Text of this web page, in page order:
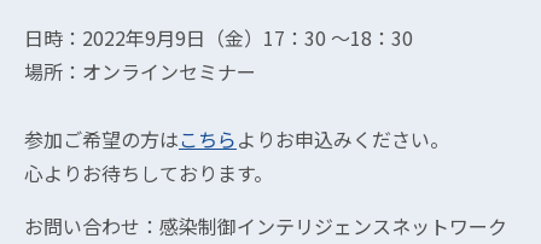
日時：2022年9月9日（金）17：30 ～18：30
場所：オンラインセミナー
参加ご希望の方はこちらよりお申込みください。
心よりお待ちしております。
お問い合わせ：感染制御インテリジェンスネットワーク